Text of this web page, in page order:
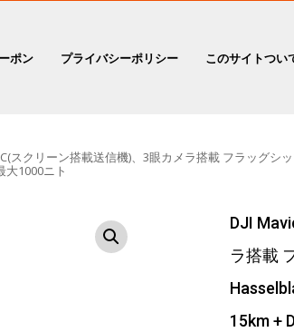
ポン プライバシーポリシー このサイトつい
スクリーン搭載送信機)、3眼カメラ搭載 フラッグ
大1000ニト
DJI
ラ搭載
15km +